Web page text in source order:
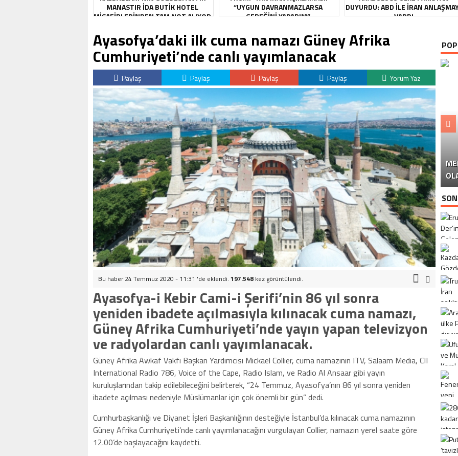
MANASTIR İDA BUTIK HOTEL
MISAFIRLERINDEN TAM NOT ALIYOR
“UYGUN DAVRANMAZLARSA
GEREĞINI YAPARIM”
DUYURDU: ABD ILE İRAN
VARDI
Ayasofya’daki ilk cuma namazı Güney Afrika
Cumhuriyeti’nde canlı yayımlanacak
Paylaş Paylaş Paylaş Paylaş Yorum Yaz
Bu haber 24 Temmuz 2020 - 11:31 'de eklendi. 197.548 kez görüntülendi.
Ayasofya-i Kebir Cami-i Şerifi’nin 86 yıl sonra
yeniden ibadete açılmasıyla kılınacak cuma namazı,
Güney Afrika Cumhuriyeti’nde yayın yapan televizyon
ve radyolardan canlı yayımlanacak.
Güney Afrika Awkaf Vakfı Başkan Yardımcısı Mickael Collier, cuma namazının ITV, Salaam Media, CII
International Radio 786, Voice of the Cape, Radio Islam, ve Radio Al Ansaar gibi yayın
kuruluşlarından takip edilebileceğini belirterek, “24 Temmuz, Ayasofya’nın 86 yıl sonra yeniden
ibadete açılması nedeniyle Müslümanlar için çok önemli bir gün” dedi.
Cumhurbaşkanlığı ve Diyanet İşleri Başkanlığının desteğiyle İstanbul’da kılınacak cuma namazının
Güney Afrika Cumhuriyeti’nde canlı yayımlanacağını vurgulayan Collier, namazın yerel saate göre
12.00’de başlayacağını kaydetti.